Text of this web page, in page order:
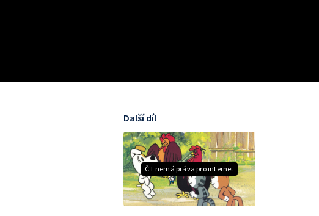
ČT nemá práva pro internet
Další díl